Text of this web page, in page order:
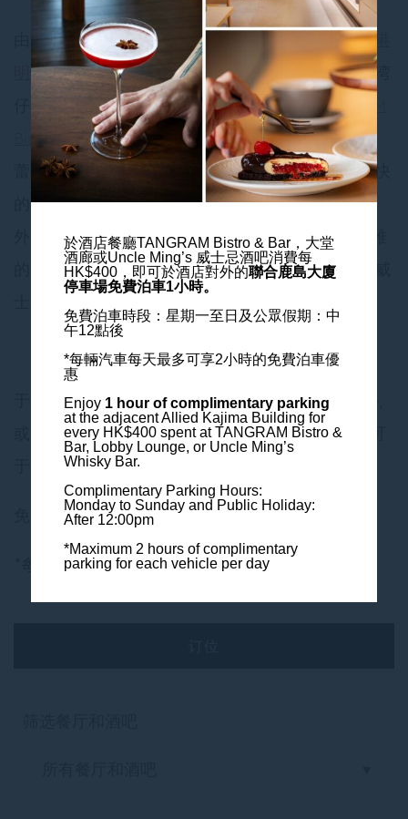
由法式餐酒馆到城中最型格的顶层威士忌酒吧，香港
明怡美憬阁精选酒店
是最新的餐饮热点，亦是香港湾
仔区内格调不凡的酒店。独具风格的餐厅TANGRAM
Bistro & Bar是以现代法国菜式绝对能取悦您的味
蕾。大堂酒廊 是一个轻松的社交场所，带着令人愉快
的自然光线，非常适合工作玩乐，并提供小食。另
外，您绝不能错过Uncle Ming’s，是酒店内一间优雅
的威士忌酒吧，他不只是宾客可以享受着单一麦芽威
士忌的地方，亦是香港其中一个热门场所。
于酒店餐厅TANGRAM Bistro & Bar, Lobby Lounge,
或Uncle Ming’s 威士忌酒吧消费每满HK$400，即可
于酒店对外的联合鹿岛大厦停车场
免费泊车时段：下午12时后
*每辆汽车每天最多可享2小时的免费泊车优惠
於酒店餐廳TANGRAM Bistro & Bar，大堂
酒廊或Uncle Ming’s 威士忌酒吧消費每
HK$400， 即可於酒店對外的聯合鹿島大廈
停車場免費泊車1小時。
免費泊車時段：星期一至日及公眾假期：中
午12點後
*每輛汽車每天最多可享2小時的免費泊車優
惠
Enjoy 1 hour of complimentary parking
at the adjacent Allied Kajima Building for
every HK$400 spent at TANGRAM Bistro &
Bar, Lobby Lounge, or Uncle Ming’s
Whisky Bar.
Complimentary Parking Hours:
Monday to Sunday and Public Holiday:
After 12:00pm
*Maximum 2 hours of complimentary
parking for each vehicle per day